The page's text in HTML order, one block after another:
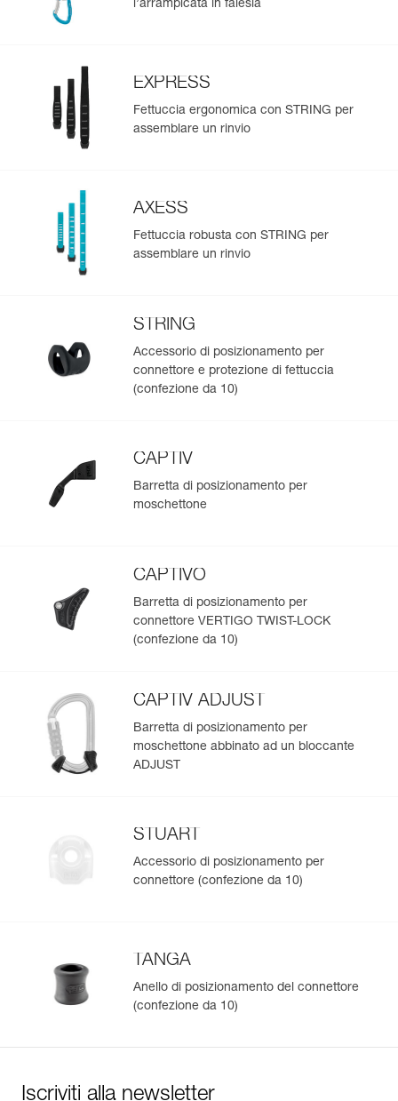
l’arrampicata in falesia
EXPRESS
Fettuccia ergonomica con STRING per
assemblare un rinvio
AXESS
Fettuccia robusta con STRING per
assemblare un rinvio
STRING
Accessorio di posizionamento per
connettore e protezione di fettuccia
(confezione da 10)
CAPTIV
Barretta di posizionamento per
moschettone
CAPTIVO
Barretta di posizionamento per
connettore VERTIGO TWIST-LOCK
(confezione da 10)
CAPTIV ADJUST
Barretta di posizionamento per
moschettone abbinato ad un bloccante
ADJUST
STUART
Accessorio di posizionamento per
connettore (confezione da 10)
TANGA
Anello di posizionamento del connettore
(confezione da 10)
Iscriviti alla newsletter